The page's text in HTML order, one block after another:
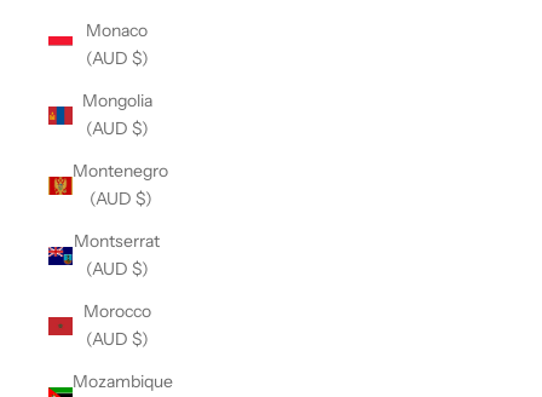
Monaco
(AUD $)
Mongolia
(AUD $)
Montenegro
(AUD $)
Montserrat
(AUD $)
Morocco
(AUD $)
Mozambique